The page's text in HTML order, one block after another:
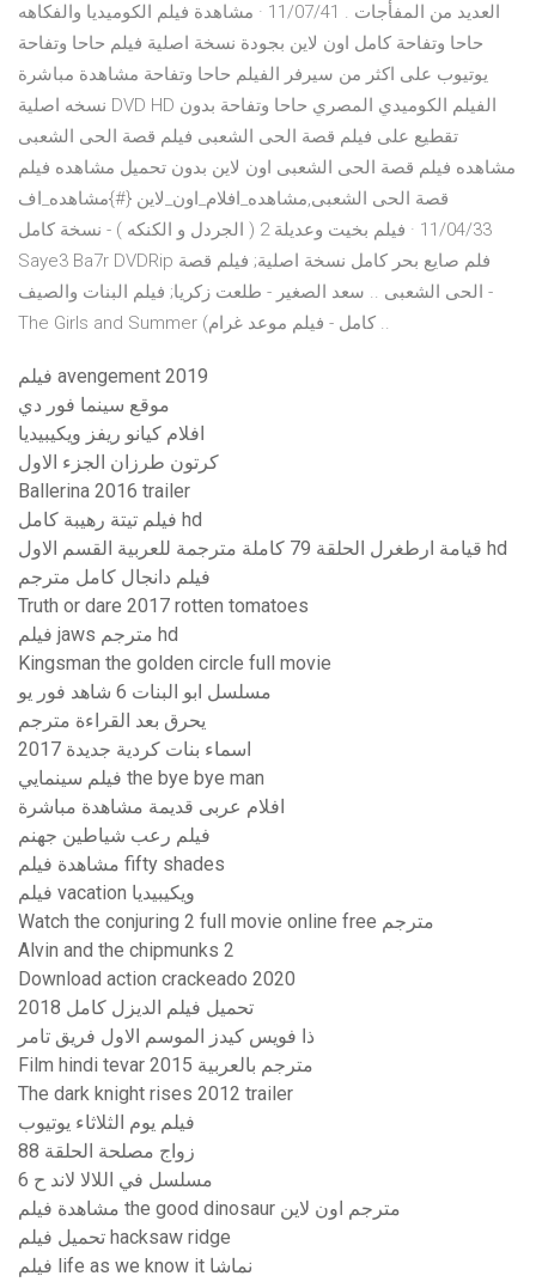
العديد من المفأجات . 11/07/41 · مشاهدة فيلم الكوميديا والفكاهه
حاحا وتفاحة كامل اون لاين بجودة نسخة اصلية فيلم حاحا وتفاحة
يوتيوب على اكثر من سيرفر الفيلم حاحا وتفاحة مشاهدة مباشرة
نسخه اصلية DVD HD الفيلم الكوميدي المصري حاحا وتفاحة بدون
تقطيع على فيلم قصة الحى الشعبى فيلم قصة الحى الشعبى
مشاهده فيلم قصة الحى الشعبى اون لاين بدون تحميل مشاهده فيلم
قصة الحى الشعبى,مشاهده_افلام_اون_لاين {#}مشاهده_اف
11/04/33 · فيلم بخيت وعديلة 2 ( الجردل و الكنكه ) - نسخة كامل
Saye3 Ba7r DVDRip فلم صايع بحر كامل نسخة اصلية; فيلم قصة
الحى الشعبى .. سعد الصغير - طلعت زكريا; فيلم البنات والصيف -
The Girls and Summer (كامل - فيلم موعد غرام ..
فيلم avengement 2019
موقع سينما فور دي
افلام كيانو ريفز ويكيبيديا
كرتون طرزان الجزء الاول
Ballerina 2016 trailer
فيلم تيتة رهيبة كامل hd
قيامة ارطغرل الحلقة 79 كاملة مترجمة للعربية القسم الاول hd
فيلم دانجال كامل مترجم
Truth or dare 2017 rotten tomatoes
فيلم jaws مترجم hd
Kingsman the golden circle full movie
مسلسل ابو البنات 6 شاهد فور يو
يحرق بعد القراءة مترجم
اسماء بنات كردية جديدة 2017
فيلم سينمايي the bye bye man
افلام عربى قديمة مشاهدة مباشرة
فيلم رعب شياطين جهنم
مشاهدة فيلم fifty shades
فيلم vacation ويكيبيديا
Watch the conjuring 2 full movie online free مترجم
Alvin and the chipmunks 2
Download action crackeado 2020
تحميل فيلم الديزل كامل 2018
ذا فويس كيدز الموسم الاول فريق تامر
Film hindi tevar 2015 مترجم بالعربية
The dark knight rises 2012 trailer
فيلم يوم الثلاثاء يوتيوب
زواج مصلحة الحلقة 88
مسلسل في اللالا لاند ح 6
مشاهدة فيلم the good dinosaur مترجم اون لاين
تحميل فيلم hacksaw ridge
فيلم life as we know it نماشا